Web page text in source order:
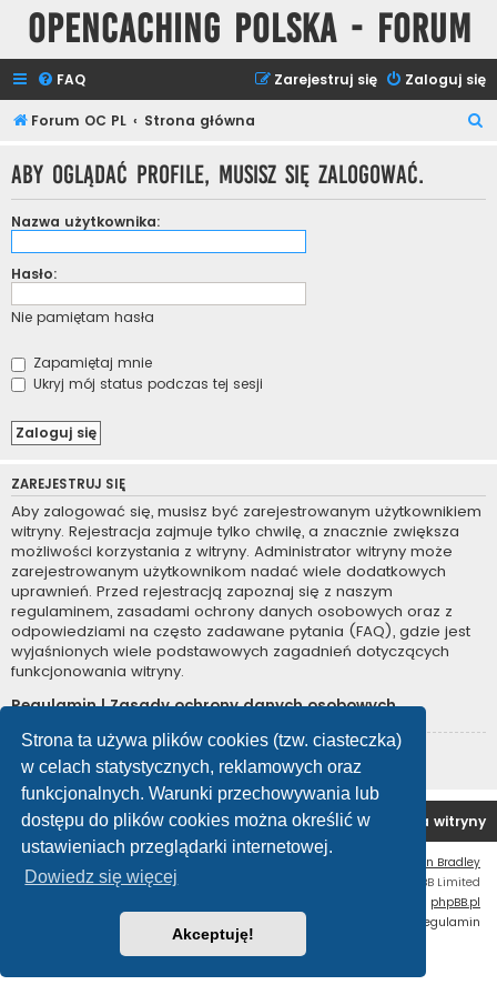
Strona ta używa plików cookies (tzw. ciasteczka)
w celach statystycznych, reklamowych oraz
funkcjonalnych. Warunki przechowywania lub
dostępu do plików cookies można określić w
ustawieniach przeglądarki internetowej.
Dowiedz się więcej
Akceptuję!
Opencaching Polska - Forum
FAQ Zaloguj się
Zarejestruj się
Forum OC PL Strona główna
k
Aby oglądać profile, musisz się zalogować.
Nazwa użytkownika:
Hasło:
Nie pamiętam hasła
Zapamiętaj mnie
Ukryj mój status podczas tej sesji
ZAREJESTRUJ SIĘ
Aby zalogować się, musisz być zarejestrowanym użytkownikiem
witryny. Rejestracja zajmuje tylko chwilę, a znacznie zwiększa
możliwości korzystania z witryny. Administrator witryny może
zarejestrowanym użytkownikom nadać wiele dodatkowych
uprawnień. Przed rejestracją zapoznaj się z naszym
regulaminem, zasadami ochrony danych osobowych oraz z
odpowiedziami na często zadawane pytania (FAQ), gdzie jest
wyjaśnionych wiele podstawowych zagadnień dotyczących
funkcjonowania witryny.
Regulamin|Zasady ochrony danych osobowych
Zarejestruj się
Forum OC PL Strona główna Usuń ciasteczka witryny
Ian Bradley
Technologię dostarcza
® Forum Software © phpBB Limited
phpBB.pl
Regulamin